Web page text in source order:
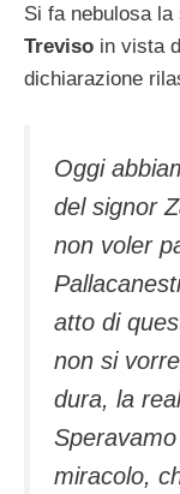
Si fa nebulosa
Treviso in vista
dichiarazione
Oggi
del signor
non voler
atto di
non si
dura, la
miracolo,